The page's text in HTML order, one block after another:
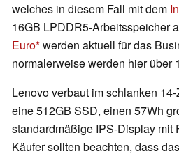
welches in diesem Fall mit dem
16GB LPDDR5-Arbeitsspeicher
Euro werden aktuell für das
normalerweise werden hier über
Lenovo verbaut im schlanken
eine 512GB SSD, einen 57Wh
standardmäßige IPS-Display mit
Käufer sollten beachten, dass